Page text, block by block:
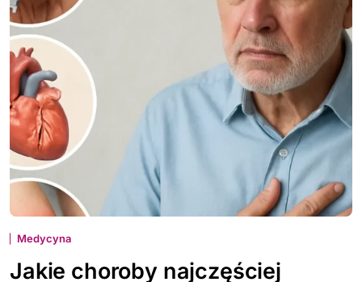
Medycyna
Jakie choroby najczęściej